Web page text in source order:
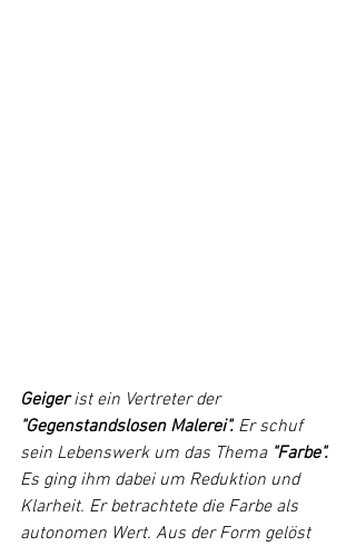
Geiger ist ein Vertreter der
"Gegenstandslosen Malerei". Er schuf
sein Lebenswerk um das Thema "Farbe".
Es ging ihm dabei um Reduktion und
Klarheit. Er betrachtete die Farbe als
autonomen Wert. Aus der Form gelöst